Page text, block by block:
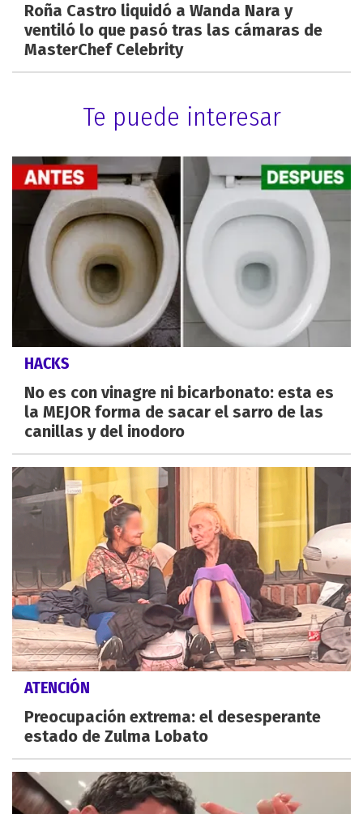
Roña Castro liquidó a Wanda Nara y
ventiló lo que pasó tras las cámaras de
MasterChef Celebrity
Te puede interesar
HACKS
No es con vinagre ni bicarbonato: esta es
la MEJOR forma de sacar el sarro de las
canillas y del inodoro
ATENCIÓN
Preocupación extrema: el desesperante
estado de Zulma Lobato